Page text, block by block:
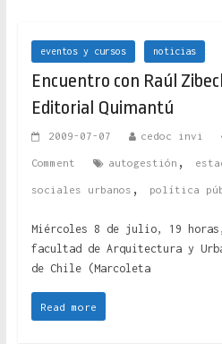
eventos y cursos noticias
Encuentro con Raúl
Editorial Quimantú
2009-07-07 cedoc invi
Comment autogestión ,
sociales urbanos , política
Miércoles 8 de julio, 19
facultad de Arquitectura y
de Chile (Marcoleta
Read more